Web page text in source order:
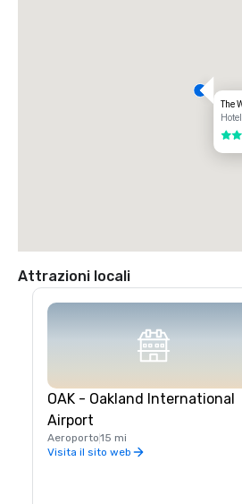
The
Hotel
4 su
Attrazioni locali
OAK - Oakland International
Airport
Aeroporto15 mi
Visita il sito web